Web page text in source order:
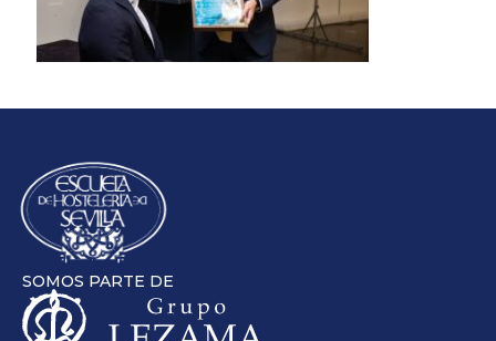
SOMOS PARTE DE